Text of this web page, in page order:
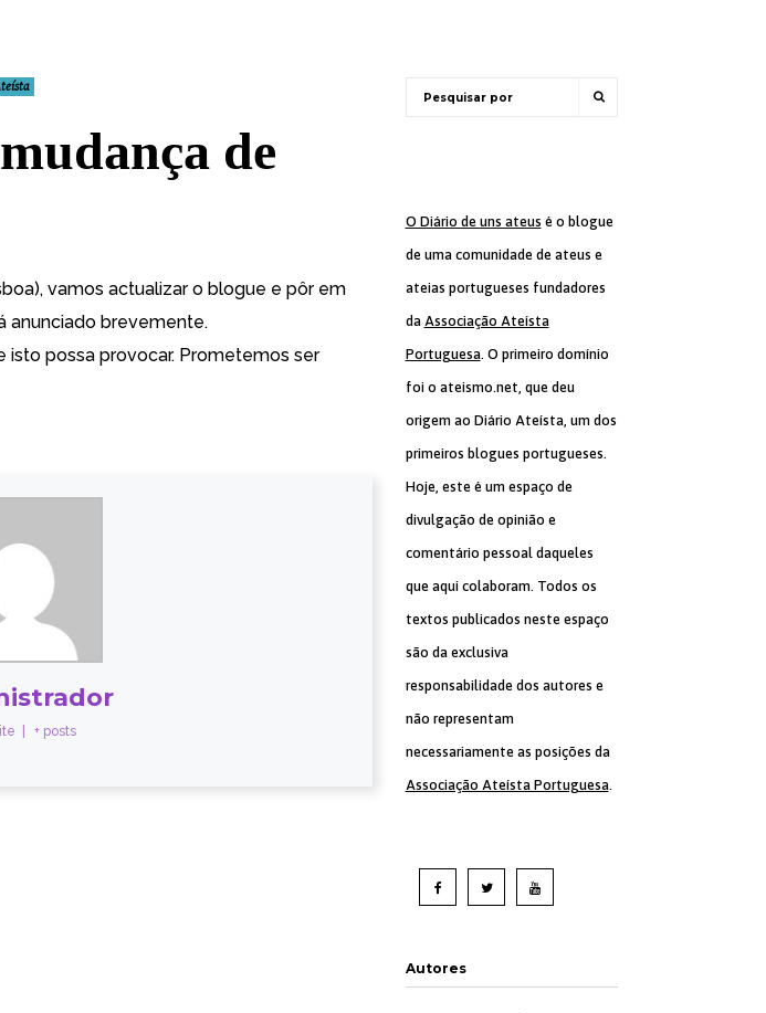
de
vamos actualizar o blogue e pôr em
anunciado brevemente.
possa provocar. Prometemos ser
+ posts
O Diário de uns ateus é o blogue
de uma comunidade de ateus e
ateias portugueses fundadores
da Associação Ateísta
Portuguesa. O primeiro domínio
foi o ateismo.net, que deu
origem ao Diário Ateísta, um dos
primeiros blogues portugueses.
Hoje, este é um espaço de
divulgação de opinião e
comentário pessoal daqueles
que aqui colaboram. Todos os
textos publicados neste espaço
são da exclusiva
responsabilidade dos autores e
não representam
necessariamente as posições da
Associação Ateísta Portuguesa.
Autores